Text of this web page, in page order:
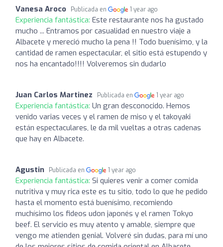
Vanesa Aroco Publicada en 1 year ago
Experiencia fantástica: Este restaurante nos ha gustado
mucho ... Entramos por casualidad en nuestro viaje a
Albacete y mereció mucho la pena !! Todo buenísimo, y la
cantidad de ramen espectacular, el sitio está estupendo y
nos ha encantado!!!! Volveremos sin dudarlo
Juan Carlos Martinez Publicada en 1 year ago
Experiencia fantástica: Un gran desconocido. Hemos
venido varias veces y el ramen de miso y el takoyaki
están espectaculares, le da mil vueltas a otras cadenas
que hay en Albacete.
Agustin Publicada en 1 year ago
Experiencia fantástica: Si quieres venir a comer comida
nutritiva y muy rica este es tu sitio, todo lo que he pedido
hasta el momento está buenísimo, recomiendo
muchísimo los fideos udon japonés y el ramen Tokyo
beef. El servicio es muy atento y amable, siempre que
vengo me atienden genial. Volveré sin dudas, para mí uno